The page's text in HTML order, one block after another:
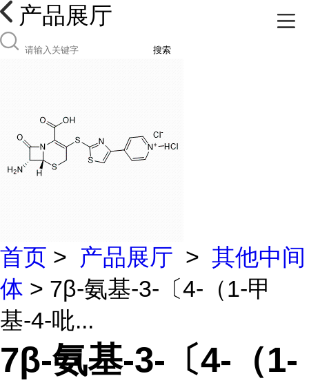
产品展厅
搜索
首页 > 产品展厅 > 其他中间
体 > 7β-氨基-3-〔4-（1-甲
基-4-吡...
7β-氨基-3-〔4-（1-